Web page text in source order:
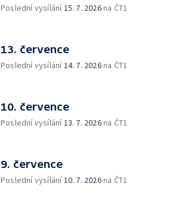
Poslední vysílání15. 7. 2026na ČT1
13. července
Poslední vysílání14. 7. 2026na ČT1
10. července
Poslední vysílání13. 7. 2026na ČT1
9. července
Poslední vysílání10. 7. 2026na ČT1